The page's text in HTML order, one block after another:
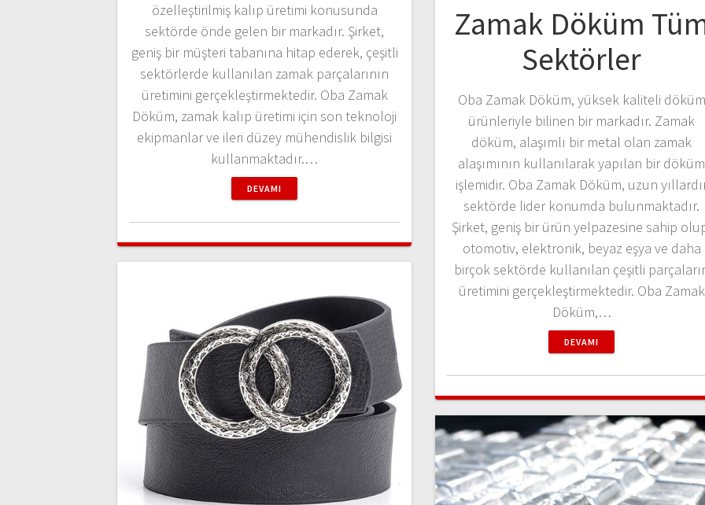
özelleştirilmiş kalıp üretimi konusunda
sektörde önde gelen bir markadır. Şirket,
geniş bir müşteri tabanına hitap ederek, çeşitli
sektörlerde kullanılan zamak parçalarının
üretimini gerçekleştirmektedir. Oba Zamak
Döküm, zamak kalıp üretimi için son teknoloji
ekipmanlar ve ileri düzey mühendislik bilgisi
kullanmaktadır.…
DEVAMI
Zamak Döküm
Sektörler
Oba Zamak Döküm, yüksek kaliteli döküm
ürünleriyle bilinen bir markadır. Zamak
döküm, alaşımlı bir metal olan zamak
alaşımının kullanılarak yapılan bir döküm
işlemidir. Oba Zamak Döküm, uzun
sektörde lider konumda bulunmaktadır.
Şirket, geniş bir ürün yelpazesine sahip
otomotiv, elektronik, beyaz eşya ve daha
birçok sektörde kullanılan çeşitli
üretimini gerçekleştirmektedir. Oba Zamak
Döküm,…
DEVAMI